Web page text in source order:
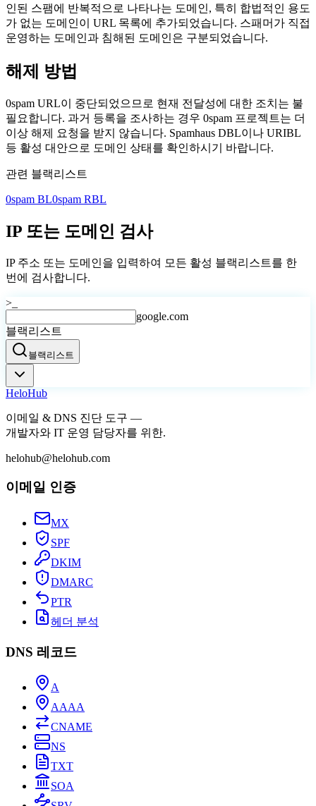
인된 스팸에 반복적으로 나타나는 도메인, 특히 합법적인 용도
가 없는 도메인이 URL 목록에 추가되었습니다. 스패머가 직접
운영하는 도메인과 침해된 도메인은 구분되었습니다.
해제 방법
0spam URL이 중단되었으므로 현재 전달성에 대한 조치는 불
필요합니다. 과거 등록을 조사하는 경우 0spam 프로젝트는 더
이상 해제 요청을 받지 않습니다. Spamhaus DBL이나 URIBL
등 활성 대안으로 도메인 상태를 확인하시기 바랍니다.
관련 블랙리스트
0spam BL0spam RBL
IP 또는 도메인 검사
IP 주소 또는 도메인을 입력하여 모든 활성 블랙리스트를 한
번에 검사합니다.
>_
google.com
블랙리스트
블랙리스트
HeloHub
이메일 & DNS 진단 도구 —
개발자와 IT 운영 담당자를 위한.
helohub@helohub.com
이메일 인증
MX
SPF
DKIM
DMARC
PTR
헤더 분석
DNS 레코드
A
AAAA
CNAME
NS
TXT
SOA